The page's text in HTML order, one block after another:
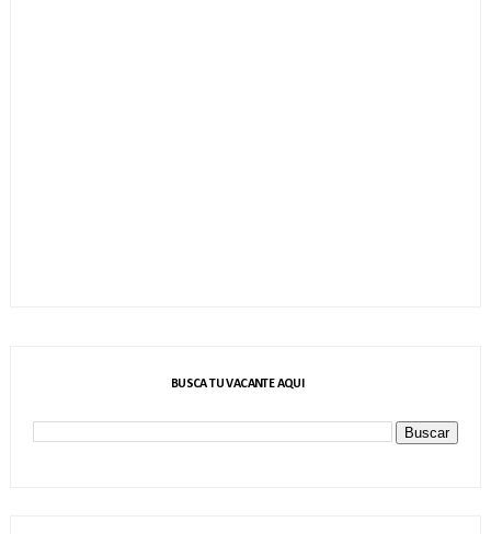
BUSCA TU VACANTE AQUI